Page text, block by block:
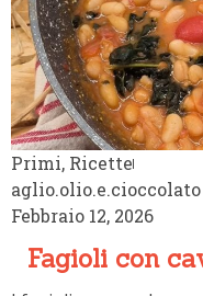
Primi,Ricette
Febbraio 12, 2026
Fagioli con
I fagioli con cavolo
che affonda le sue...